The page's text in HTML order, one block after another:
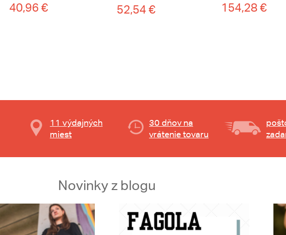
40,96 € 52,54 € 154,28 €
11 výdajných
miest
30 dňov na
vrátenie tovaru
Novinky z blogu